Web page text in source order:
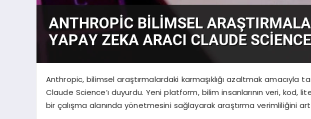
Anthropic, bilimsel araştırmalardaki karmaşıklığı azaltmak amacıyla
Claude Science’ı duyurdu. Yeni platform, bilim insanlarının veri, kod,
bir çalışma alanında yönetmesini sağlayarak araştırma verimliliğini